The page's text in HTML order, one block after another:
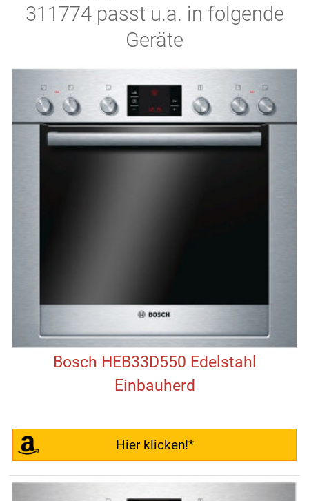
311774 passt u.a. in folgende
Geräte
Bosch HEB33D550 Edelstahl
Einbauherd
Hier klicken!*